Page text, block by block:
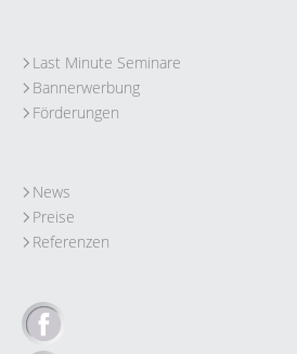
Last Minute Seminare
Bannerwerbung
Förderungen
News
Preise
Referenzen